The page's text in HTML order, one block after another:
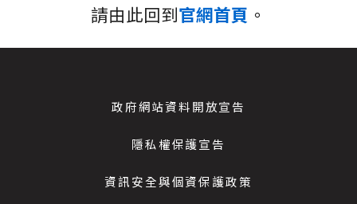
請由此回到官網首頁 。
政府網站資料開放宣告
隱私權保護宣告
資訊安全與個資保護政策